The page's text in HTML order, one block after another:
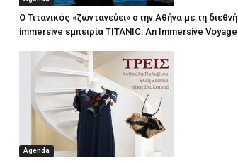
Ο Τιτανικός «ζωντανεύει» στην Αθήνα με τη διεθνή
immersive εμπειρία TITANIC: An Immersive Voyage
Agenda